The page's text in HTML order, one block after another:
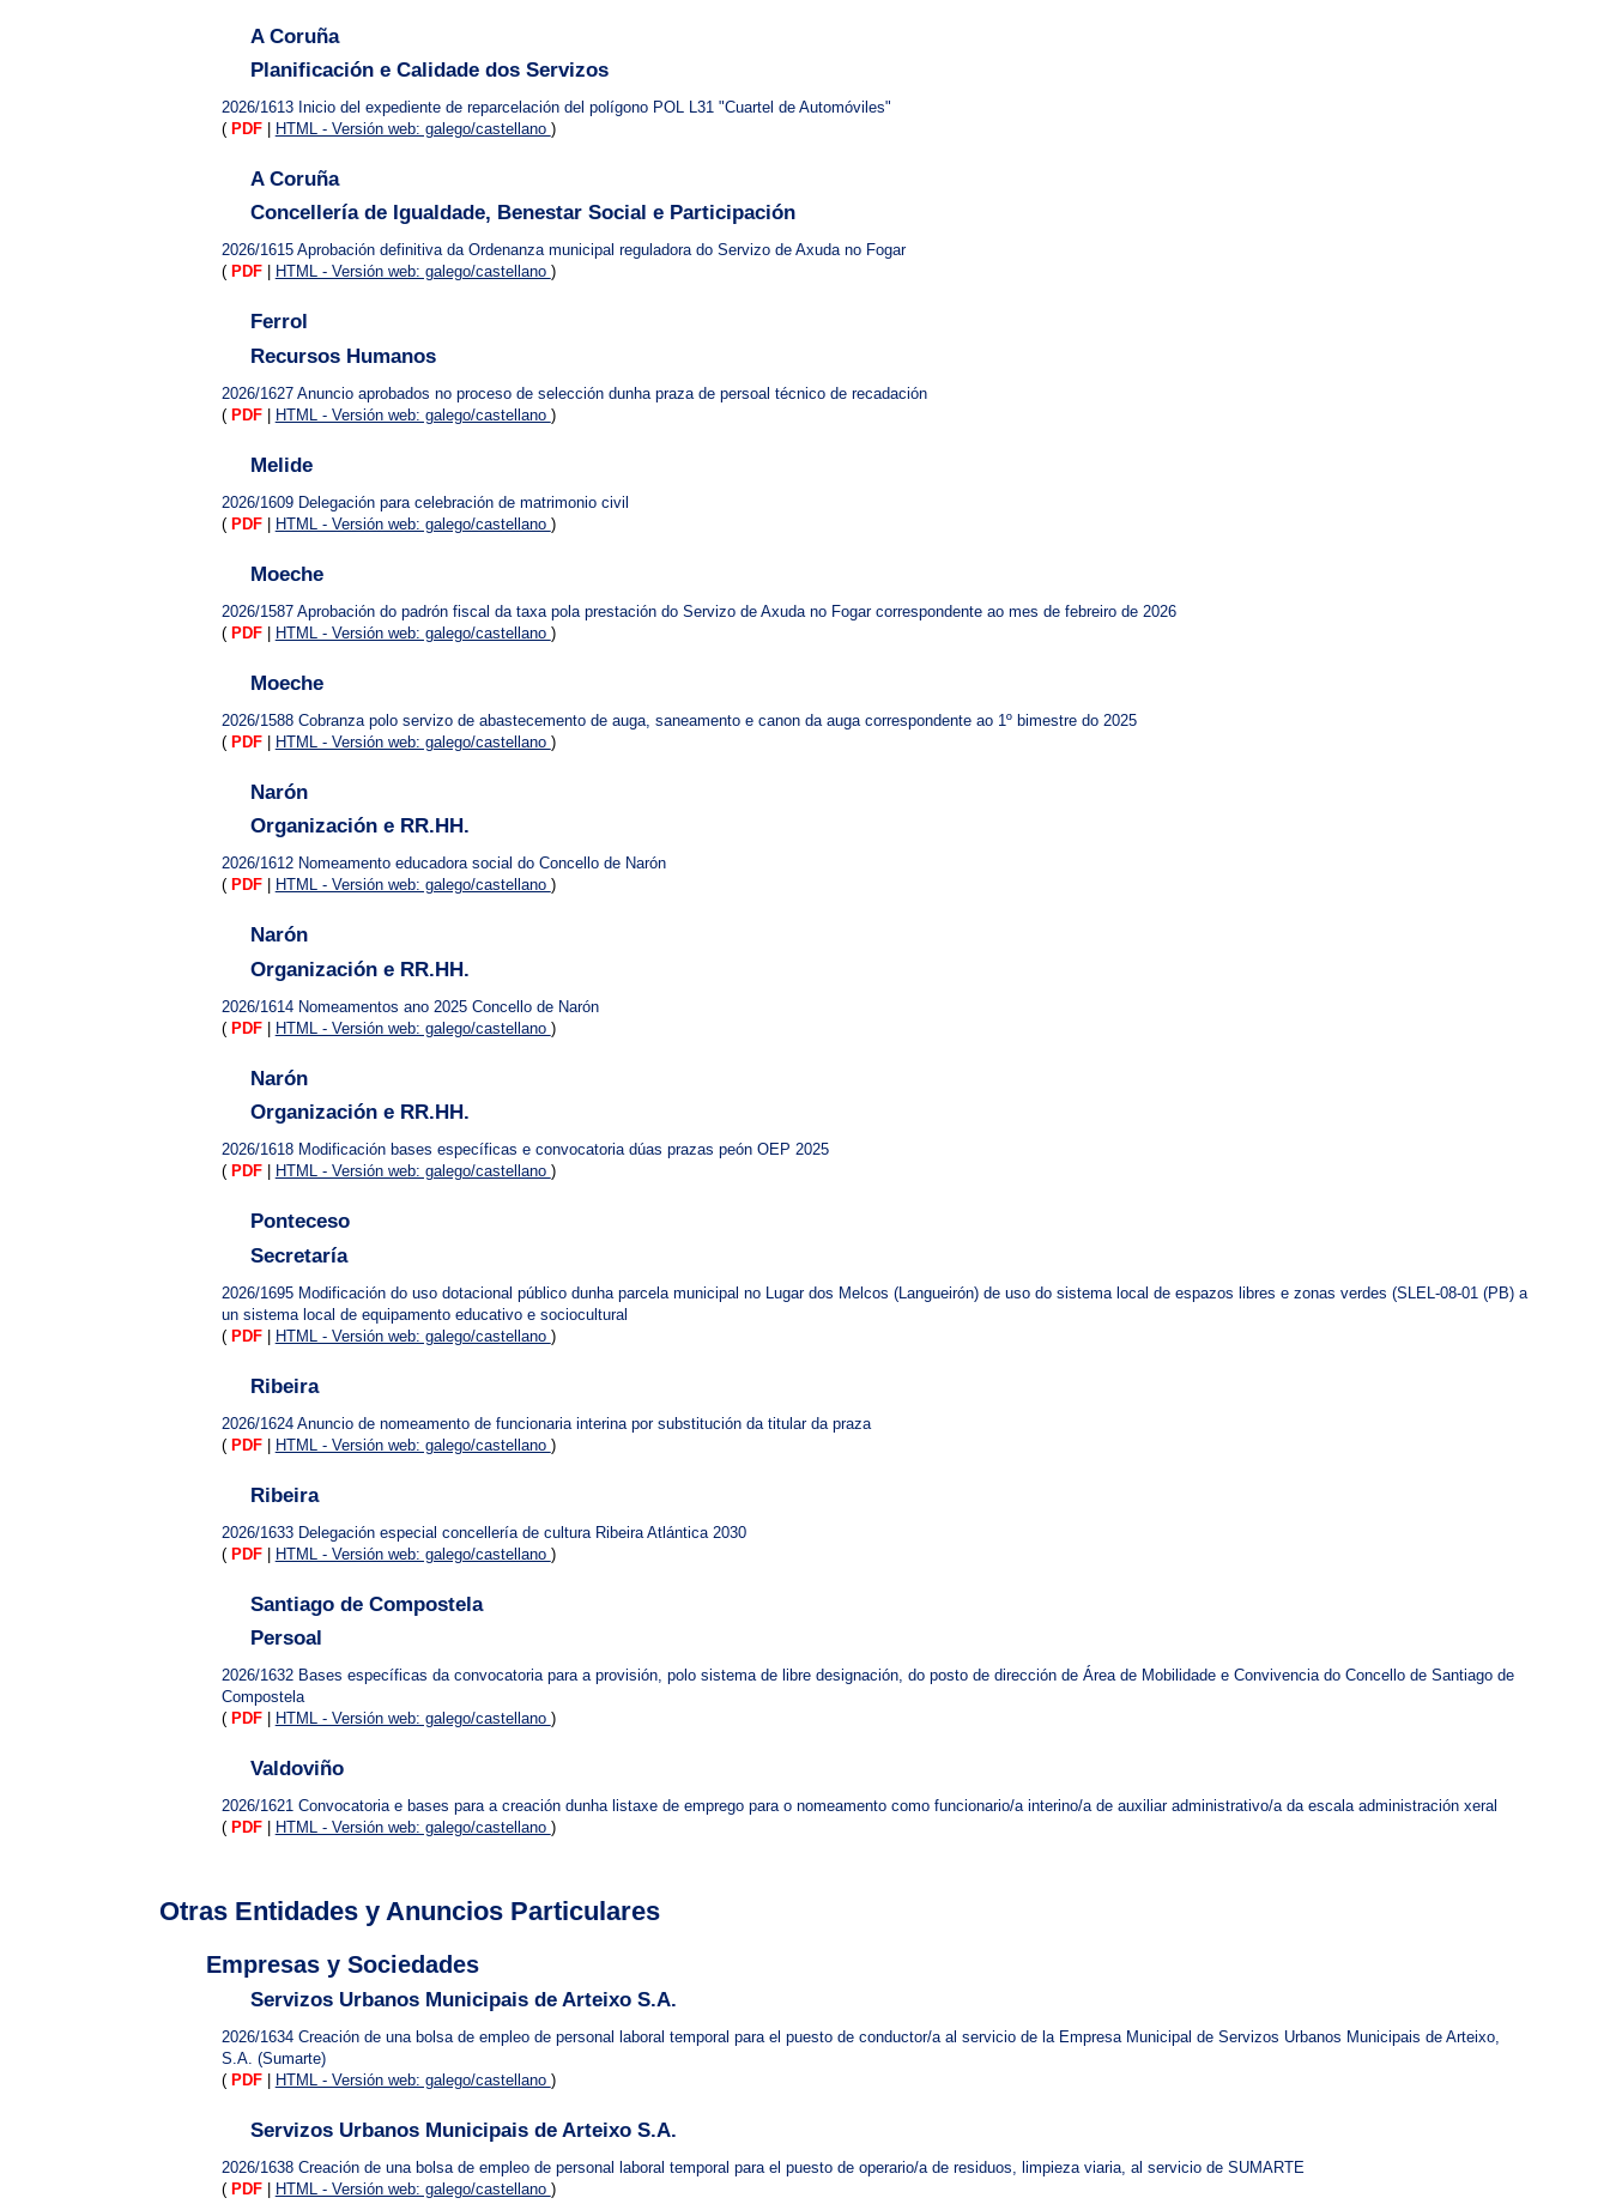
A Coruña
Planificación e Calidade dos Servizos
2026/1613 Inicio del expediente de reparcelación del polígono POL L31 "Cuartel de Automóviles"
( PDF HTML - Versión web: galego/castellano )
A Coruña
Concellería de Igualdade, Benestar Social e Participación
2026/1615 Aprobación definitiva da Ordenanza municipal reguladora do Servizo de Axuda no Fogar
( PDF HTML - Versión web: galego/castellano )
Ferrol
Recursos Humanos
2026/1627 Anuncio aprobados no proceso de selección dunha praza de persoal técnico de recadación
( PDF HTML - Versión web: galego/castellano )
Melide
2026/1609 Delegación para celebración de matrimonio civil
( PDF HTML - Versión web: galego/castellano )
Moeche
2026/1587 Aprobación do padrón fiscal da taxa pola prestación do Servizo de Axuda no Fogar correspondente ao mes de febreiro de 2026
( PDF HTML - Versión web: galego/castellano )
Moeche
2026/1588 Cobranza polo servizo de abastecemento de auga, saneamento e canon da auga correspondente ao 1º bimestre do 2025
( PDF HTML - Versión web: galego/castellano )
Narón
Organización e RR.HH.
2026/1612 Nomeamento educadora social do Concello de Narón
( PDF HTML - Versión web: galego/castellano )
Narón
Organización e RR.HH.
2026/1614 Nomeamentos ano 2025 Concello de Narón
( PDF HTML - Versión web: galego/castellano )
Narón
Organización e RR.HH.
2026/1618 Modificación bases específicas e convocatoria dúas prazas peón OEP 2025
( PDF HTML - Versión web: galego/castellano )
Ponteceso
Secretaría
2026/1695 Modificación do uso dotacional público dunha parcela municipal no Lugar dos Melcos (Langueirón) de uso do sistema local de espazos libres e zonas verdes (SLEL-08-01 (PB) a
un sistema local de equipamento educativo e sociocultural
( PDF | HTML - Versión web: galego/castellano )
Ribeira
2026/1624 Anuncio de nomeamento de funcionaria interina por substitución da titular da praza
( PDF HTML - Versión web: galego/castellano )
Ribeira
2026/1633 Delegación especial concellería de cultura Ribeira Atlántica 2030
( PDF HTML - Versión web: galego/castellano )
Santiago de Compostela
Persoal
2026/1632 Bases específicas da convocatoria para a provisión, polo sistema de libre designación, do posto de dirección de Área de Mobilidade e Convivencia do Concello de Santiago de
Compostela
( PDF HTML - Versión web: galego/castellano )
Valdoviño
2026/1621 Convocatoria e bases para a creación dunha listaxe de emprego para o nomeamento como funcionario/a interino/a de auxiliar administrativo/a da escala administración xeral
( PDF HTML - Versión web: galego/castellano )
Otras Entidades y Anuncios Particulares
Empresas y Sociedades
Servizos Urbanos Municipais de Arteixo S.A.
2026/1634 Creación de una bolsa de empleo de personal laboral temporal para el puesto de conductor/a al servicio de la Empresa Municipal de Servizos Urbanos Municipais de Arteixo,
S.A. (Sumarte)
( PDF HTML - Versión web: galego/castellano )
Servizos Urbanos Municipais de Arteixo S.A.
2026/1638 Creación de una bolsa de empleo de personal laboral temporal para el puesto de operario/a de residuos, limpieza viaria, al servicio de SUMARTE
( PDF HTML - Versión web: galego/castellano )